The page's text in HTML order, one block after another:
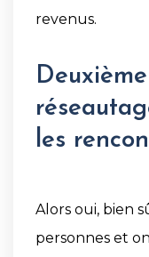
revenus.
les
Alors oui, bien
personnes et